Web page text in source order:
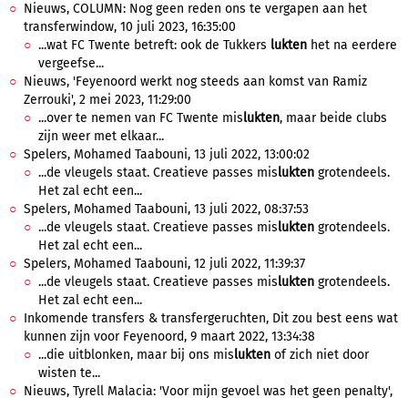
Nieuws, COLUMN: Nog geen reden ons te vergapen aan het
transferwindow, 10 juli 2023, 16:35:00
...wat FC Twente betreft: ook de Tukkers lukten het na eerdere
vergeefse...
Nieuws, 'Feyenoord werkt nog steeds aan komst van Ramiz
Zerrouki', 2 mei 2023, 11:29:00
...over te nemen van FC Twente mislukten, maar beide clubs
zijn weer met elkaar...
Spelers, Mohamed Taabouni, 13 juli 2022, 13:00:02
...de vleugels staat. Creatieve passes mislukten grotendeels.
Het zal echt een...
Spelers, Mohamed Taabouni, 13 juli 2022, 08:37:53
...de vleugels staat. Creatieve passes mislukten grotendeels.
Het zal echt een...
Spelers, Mohamed Taabouni, 12 juli 2022, 11:39:37
...de vleugels staat. Creatieve passes mislukten grotendeels.
Het zal echt een...
Inkomende transfers & transfergeruchten, Dit zou best eens wat
kunnen zijn voor Feyenoord, 9 maart 2022, 13:34:38
...die uitblonken, maar bij ons mislukten of zich niet door
wisten te...
Nieuws, Tyrell Malacia: 'Voor mijn gevoel was het geen penalty',